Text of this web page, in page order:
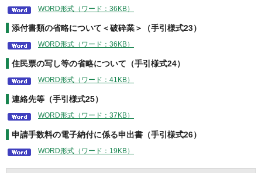
WORD形式（ワード：36KB）
添付書類の省略について＜破砕業＞（手引様式23）
WORD形式（ワード：36KB）
住民票の写し等の省略について（手引様式24）
WORD形式（ワード：41KB）
連絡先等（手引様式25）
WORD形式（ワード：37KB）
申請手数料の電子納付に係る申出書（手引様式26）
WORD形式（ワード：19KB）